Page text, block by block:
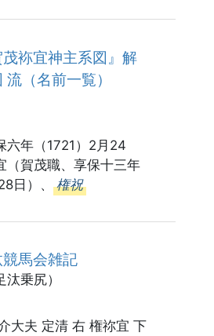
茂袮宜神主系図』解
（名前一覧）
六年（1721）2月24
（賀茂職、享保十三年
日）、 権祝
競馬会雑記
乗尻）
大夫 定清 右 権祢宜 下